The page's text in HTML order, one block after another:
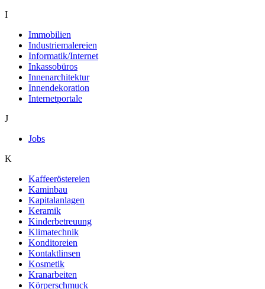
I
Immobilien
Industriemalereien
Informatik/Internet
Inkassobüros
Innenarchitektur
Innendekoration
Internetportale
J
Jobs
K
Kaffeeröstereien
Kaminbau
Kapitalanlagen
Keramik
Kinderbetreuung
Klimatechnik
Konditoreien
Kontaktlinsen
Kosmetik
Kranarbeiten
Körperschmuck